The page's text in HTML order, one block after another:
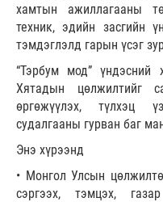
хамтын ажиллагааны
техник, эдийн засгийн
тэмдэглэлд гарын үсэг
“Тэрбум мод” үндэсний
Хятадын цөлжилтийг
өргөжүүлэх, түлхэц
судалгааны гурван баг
Энэ хүрээнд
• Монгол Улсын
сэргээх, тэмцэх,